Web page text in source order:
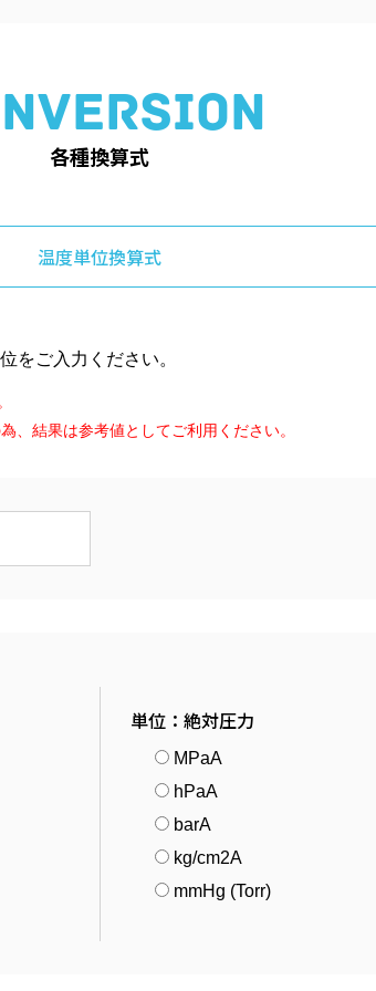
各種換算式
温度単位換算式
をご入力ください。
、結果は参考値としてご利用ください。
単位：絶対圧力
MPaA
hPaA
barA
kg/cm2A
mmHg (Torr)